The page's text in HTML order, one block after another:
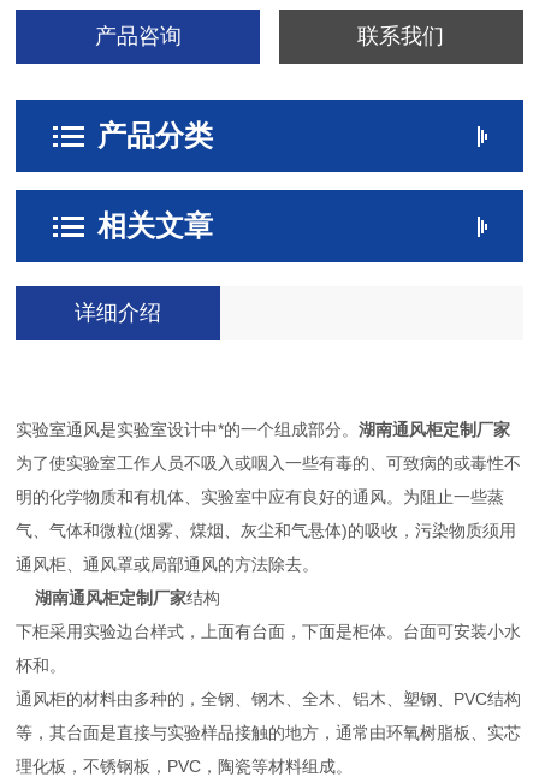
产品咨询 联系我们
产品分类
相关文章
详细介绍
实验室通风是实验室设计中*的一个组成部分。湖南通风柜定制厂家
为了使实验室工作人员不吸入或咽入一些有毒的、可致病的或毒性不
明的化学物质和有机体、实验室中应有良好的通风。为阻止一些蒸
气、气体和微粒(烟雾、煤烟、灰尘和气悬体)的吸收，污染物质须用
通风柜、通风罩或局部通风的方法除去。
湖南通风柜定制厂家结构
下柜采用实验边台样式，上面有台面，下面是柜体。台面可安装小水
杯和。
通风柜的材料由多种的，全钢、钢木、全木、铝木、塑钢、PVC结构
等，其台面是直接与实验样品接触的地方，通常由环氧树脂板、实芯
理化板，不锈钢板，PVC，陶瓷等材料组成。